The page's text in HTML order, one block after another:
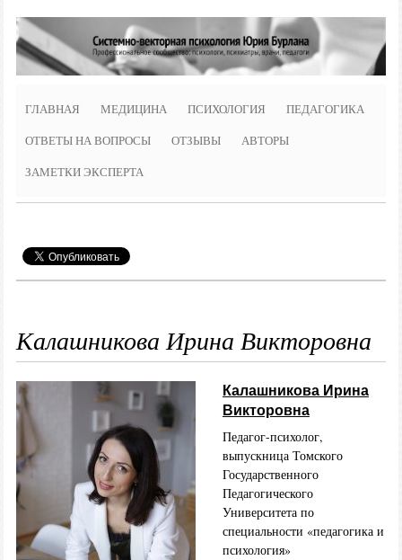
ГЛАВНАЯ МЕДИЦИНА ПСИХОЛОГИЯ ПЕДАГОГИКА
ОТВЕТЫ НА ВОПРОСЫ ОТЗЫВЫ АВТОРЫ
ЗАМЕТКИ ЭКСПЕРТА
Калашникова Ирина Викторовна
Калашникова Ирина
Викторовна
Педагог-психолог,
выпускница Томского
Государственного
Педагогического
Университета по
специальности «педагогика и
психология»